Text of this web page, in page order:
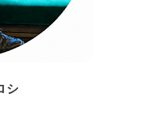
シ